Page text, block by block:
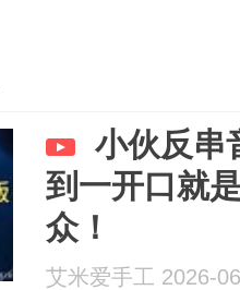
小伙反串
到一开口就
众！
艾米爱手工 2026-